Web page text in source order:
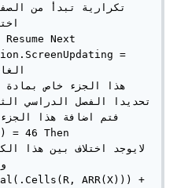
فتم اضافة هذا